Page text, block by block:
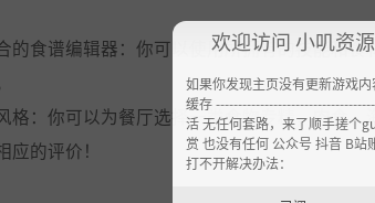
的食谱编辑器：你可以使用所拥有的技能和
格：你可以为餐厅选择一类食物专精，肉食
的评价！
欢迎访问 小叽资
如果你发现主页没有更新游戏
缓存
活 无任何套路，来了顺手搓个
赏 也没有任何 公众号 抖音 B
打不开解决办法：